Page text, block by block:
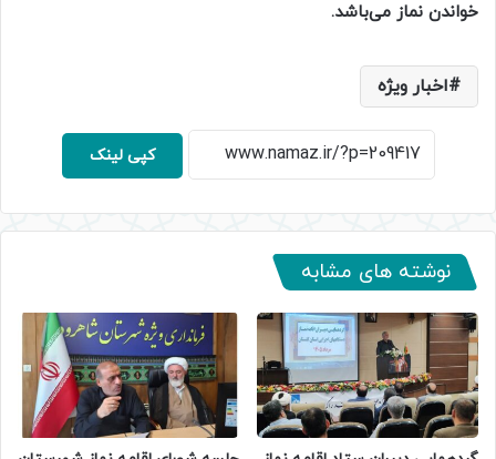
خواندن نماز می‌باشد.
اخبار ویژه
کپی لینک
نوشته های مشابه